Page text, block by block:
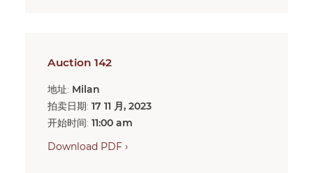
Auction 142
地址: Milan
拍卖日期: 17 11 月, 2023
开始时间: 11:00 am
Download PDF ›